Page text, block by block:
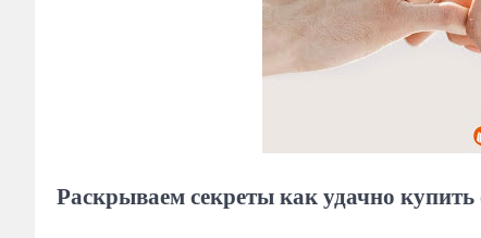
Раскрываем секреты как удачно